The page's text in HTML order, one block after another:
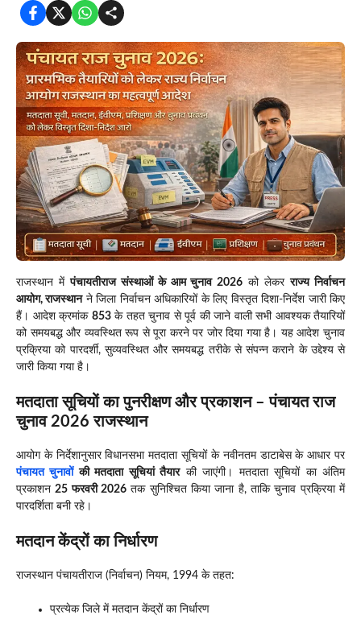
राजस्थान मेंपंचायतीराज संस्थाओं के आम चुनाव 2026 को लेकरराज्य निर्वाचन
आयोग, राजस्थानने जिला निर्वाचन अधिकारियों के लिए विस्तृत दिशा-निर्देश जारी किए
हैं। आदेश क्रमांक 853के तहत चुनाव से पूर्व की जाने वाली सभी आवश्यक तैयारियों
को समयबद्ध और व्यवस्थित रूप से पूरा करने पर जोर दिया गया है। यह आदेश चुनाव
प्रक्रिया को पारदर्शी, सुव्यवस्थित और समयबद्ध तरीके से संपन्न कराने के उद्देश्य से
जारी किया गया है।
मतदाता सूचियों का पुनरीक्षण और प्रकाशन – पंचायत राज
चुनाव 2026 राजस्थान
आयोग के निर्देशानुसार विधानसभा मतदाता सूचियों के नवीनतम डाटाबेस के आधार पर
पंचायत चुनावोंकी मतदाता सूचियां तैयारकी जाएंगी। मतदाता सूचियों का अंतिम
प्रकाशन25 फरवरी 2026 तक सुनिश्चित किया जाना है, ताकि चुनाव प्रक्रिया में
पारदर्शिता बनी रहे।
मतदान केंद्रों का निर्धारण
राजस्थान पंचायतीराज (निर्वाचन) नियम, 1994 के तहत:
प्रत्येक जिले में मतदान केंद्रों का निर्धारण